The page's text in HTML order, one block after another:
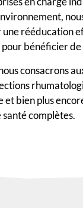
rééducation
bénéficier de
consacrons
bien plus
complètes.